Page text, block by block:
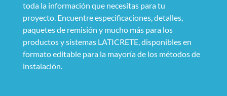
toda la información que necesitas para tu
proyecto. Encuentre especificaciones, detalles,
paquetes de remisión y mucho más para los
productos y sistemas LATICRETE, disponibles en
formato editable para la mayoría de los métodos de
instalación.